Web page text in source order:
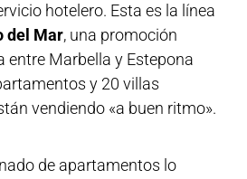
hotelero. Esta es la línea
del Mar, una promoción
entre Marbella y Estepona
y 20 villas
vendiendo «a buen ritmo».
de apartamentos lo